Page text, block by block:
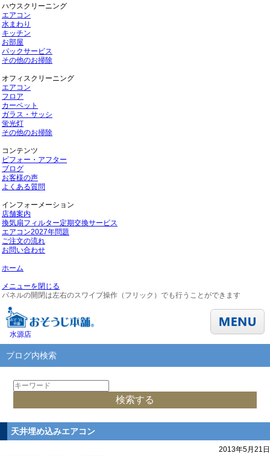
ハウスクリーニング
エアコン
水まわり
キッチン
お部屋
パックサービス
その他のお掃除
オフィスクリーニング
エアコン
フロア
カーペット
ガラス・サッシ
蛍光灯
その他のお掃除
コンテンツ
ビフォー・アフター
ブログ
お客様の声
よくある質問
インフォーメーション
店舗案内
換気扇フィルター定期交換サービス
エアコン2027年問題
ご注文の流れ
お問い合わせ
ホーム
メニューを閉じる
パネルの開閉は左右のスワイプ操作（フリック）でも行うことができます
水源店
ブログ内検索
天井埋め込みエアコン
2013年5月21日